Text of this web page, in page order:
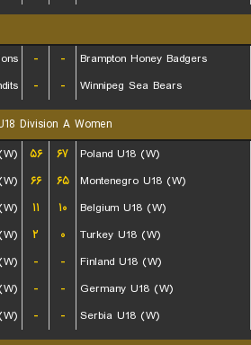
- -
Brampton Honey Badgers
- - Winnipeg Sea Bears
Division A Women
۵۶ ۶۷
Poland U18 (W)
۶۶ ۶۵
Montenegro U18 (W)
۱۱ ۱۰
Belgium U18 (W)
۲ ۰
Turkey U18 (W)
- -
Finland U18 (W)
- -
Germany U18 (W)
- - Serbia U18 (W)